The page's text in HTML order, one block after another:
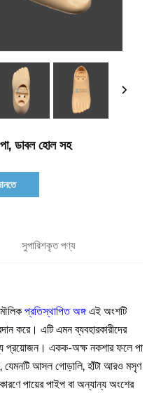
ডাবল হোল সহ
সুপারিশকৃত পণ্য
প্রতিস্থাপিত অঙ্গ এই অংশটি
করে। এটি এমন ব্যবহারকারীদের
প্রয়োজন। একক-অক্ষ নকশার ফলে পা
যেমনটি আসল গোড়ালি, হাঁটা আরও মসৃণ
পায়ের পাইপ বা অন্যান্য অংশের